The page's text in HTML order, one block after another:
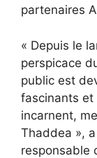
partenaires
« Depuis le
perspicace
public est
fascinants et
incarnent,
Thaddea »,
responsable